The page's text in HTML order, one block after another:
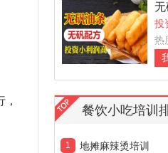
无
投
热
餐饮小吃培训
1 地摊麻辣烫培训